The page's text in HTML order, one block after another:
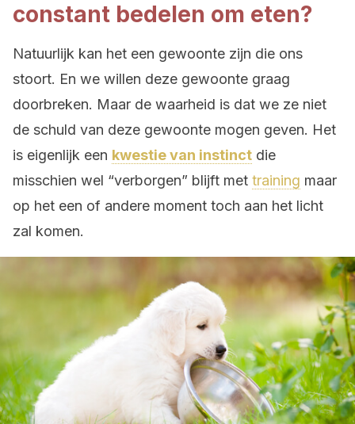
constant bedelen om eten?
Natuurlijk kan het een gewoonte zijn die ons
stoort. En we willen deze gewoonte graag
doorbreken. Maar de waarheid is dat we ze niet
de schuld van deze gewoonte mogen geven. Het
is eigenlijk een kwestie van instinct die
misschien wel “verborgen” blijft met training maar
op het een of andere moment toch aan het licht
zal komen.